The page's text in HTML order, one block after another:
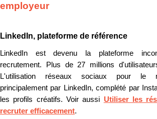
employeur
LinkedIn, plateforme de référence
LinkedIn est devenu la plateforme
recrutement. Plus de 27 millions
L'utilisation réseaux sociaux pour le
principalement par LinkedIn, complété par
les profils créatifs. Voir aussi Utiliser les
recruter efficacement.